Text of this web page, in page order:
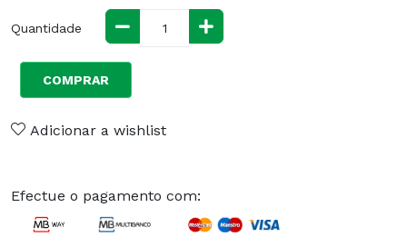
Quantidade
COMPRAR
Adicionar a wishlist
Efectue o pagamento com: